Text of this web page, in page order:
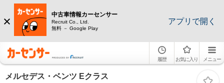
中古車情報カーセンサー
Recruit Co., Ltd.
無料 － Google Play
アプリで開く
履歴 お気に入り メニュー
メルセデス・ベンツ Eクラス